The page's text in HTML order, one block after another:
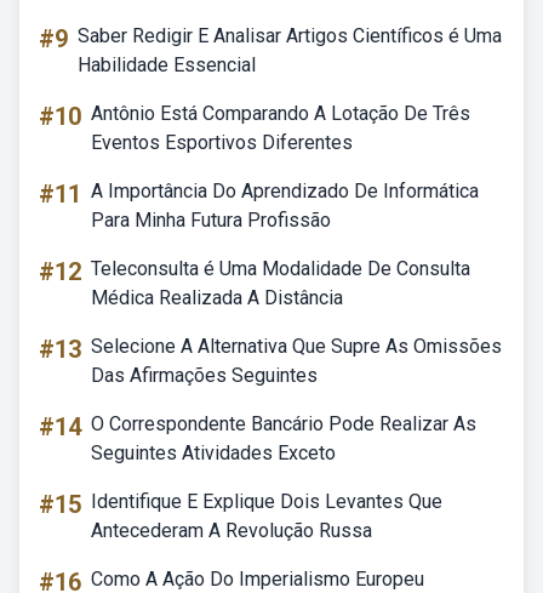
#9 Saber Redigir E Analisar Artigos Científicos é Uma
Habilidade Essencial
#10 Antônio Está Comparando A Lotação De Três
Eventos Esportivos Diferentes
#11 A Importância Do Aprendizado De Informática
Para Minha Futura Profissão
#12 Teleconsulta é Uma Modalidade De Consulta
Médica Realizada A Distância
#13 Selecione A Alternativa Que Supre As Omissões
Das Afirmações Seguintes
#14 O Correspondente Bancário Pode Realizar As
Seguintes Atividades Exceto
#15 Identifique E Explique Dois Levantes Que
Antecederam A Revolução Russa
#16 Como A Ação Do Imperialismo Europeu